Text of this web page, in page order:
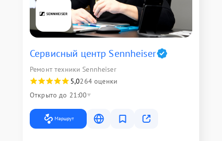
Сервисный центр Sennheiser
Ремонт техники Sennheiser
5,0264 оценки
Открыто до 21:00
Маршрут